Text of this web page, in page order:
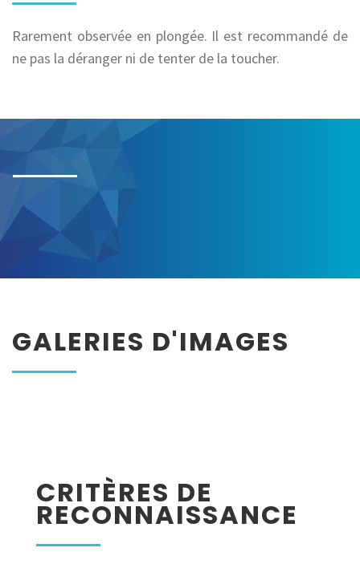
Rarement observée en plongée. Il est recommandé de
ne pas la déranger ni de tenter de la toucher.
GALERIES D'IMAGES
CRITÈRES DE
RECONNAISSANCE